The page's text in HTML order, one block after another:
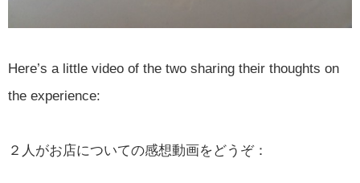
Here’s a little video of the two sharing their thoughts on
the experience:
２人がお店についての感想動画をどうぞ：